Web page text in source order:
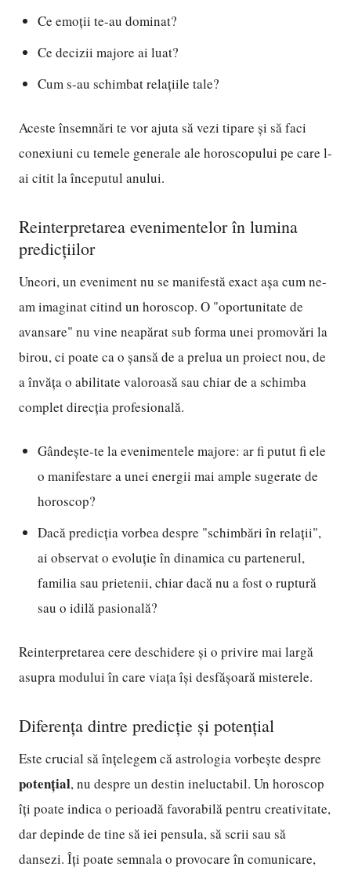
Ce emoții te-au dominat?
Ce decizii majore ai luat?
Cum s-au schimbat relațiile tale?
Aceste însemnări te vor ajuta să vezi tipare și să faci
conexiuni cu temele generale ale horoscopului pe care l-
ai citit la începutul anului.
Reinterpretarea evenimentelor în lumina
predicțiilor
Uneori, un eveniment nu se manifestă exact așa cum ne-
am imaginat citind un horoscop. O "oportunitate de
avansare" nu vine neapărat sub forma unei promovări la
birou, ci poate ca o șansă de a prelua un proiect nou, de
a învăța o abilitate valoroasă sau chiar de a schimba
complet direcția profesională.
Gândește-te la evenimentele majore: ar fi putut fi ele
o manifestare a unei energii mai ample sugerate de
horoscop?
Dacă predicția vorbea despre "schimbări în relații",
ai observat o evoluție în dinamica cu partenerul,
familia sau prietenii, chiar dacă nu a fost o ruptură
sau o idilă pasională?
Reinterpretarea cere deschidere și o privire mai largă
asupra modului în care viața își desfășoară misterele.
Diferența dintre predicție și potențial
Este crucial să înțelegem că astrologia vorbește despre
potențial, nu despre un destin ineluctabil. Un horoscop
îți poate indica o perioadă favorabilă pentru creativitate,
dar depinde de tine să iei pensula, să scrii sau să
dansezi. Îți poate semnala o provocare în comunicare,